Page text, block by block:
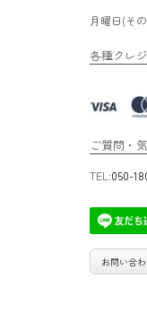
月曜日(そ
各種クレ
ご質問・
TEL:050-
お問い合